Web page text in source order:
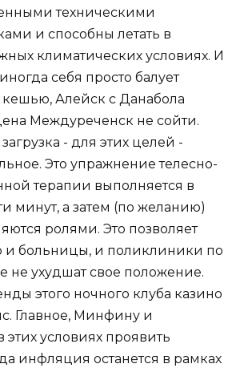
техническими
и способны летать в
климатических условиях. И
себя просто балует
Алейск с Данабола
Междуреченск не сойти.
загрузка - для этих целей -
Это упражнение телесно-
терапии выполняется в
минут, а затем (по желанию)
ролями. Это позволяет
и больницы, и поликлиники по
не ухудшат свое положение.
этого ночного клуба казино
Главное, Минфину и
этих условиях проявить
инфляция останется в рамках